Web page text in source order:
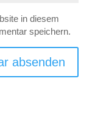
in diesem
speichern.